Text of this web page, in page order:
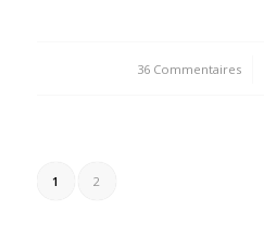
36 Commentaires
/
1 2